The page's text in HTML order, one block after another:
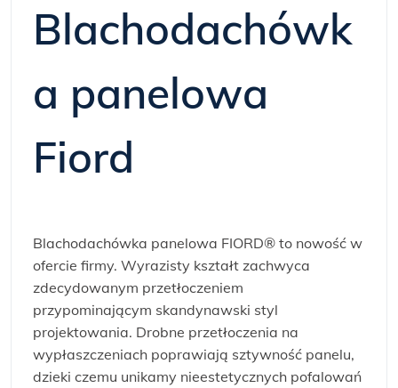
Blachodachówk
a panelowa
Fiord
Blachodachówka panelowa FIORD® to nowość w
ofercie firmy. Wyrazisty kształt zachwyca
zdecydowanym przetłoczeniem
przypominającym skandynawski styl
projektowania. Drobne przetłoczenia na
wypłaszczeniach poprawiają sztywność panelu,
dzieki czemu unikamy nieestetycznych pofalowań